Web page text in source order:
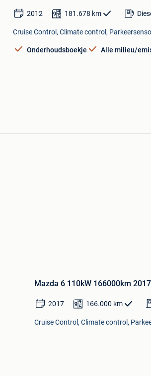
2012 181.678 km
Cruise Control, Climate control,
Onderhoudsboekje Alle milieu/
Mazda 6 110kW 166000km 2017
2017 166.000 km
Cruise Control, Climate control,